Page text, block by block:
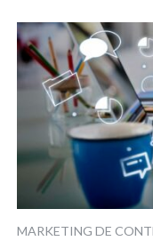
MARKETING DE